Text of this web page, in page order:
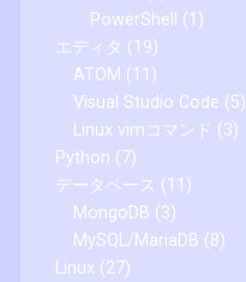
PowerShell
(1)
エディタ (19)
ATOM (11)
Visual Studio Code (5)
Linux vimコマンド (3)
Python (7)
データベース (11)
MongoDB (3)
MySQL/MariaDB (8)
Linux (27)